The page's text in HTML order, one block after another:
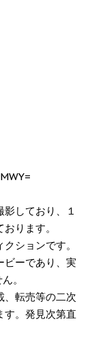
しており、１
ります。
ションです。
ビーであり、実
。
転売等の二次
す。発見次第直